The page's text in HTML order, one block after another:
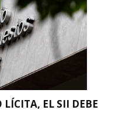
EL SII DEBE